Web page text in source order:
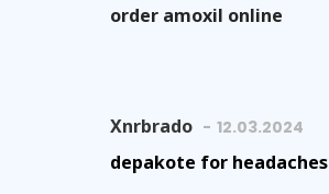
order amoxil online
Xnrbrado 12.03.2024
depakote for headaches